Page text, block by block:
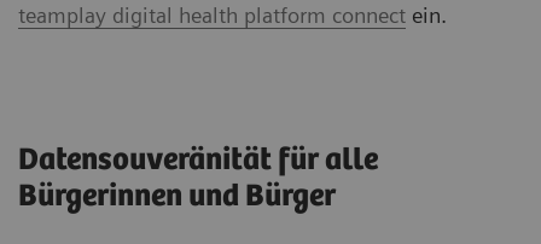
teamplay digital health platform connect ein.
Datensouveränität für alle
Bürgerinnen und Bürger